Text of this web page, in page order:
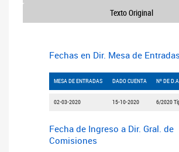
Texto Original
Fechas en Dir. Mesa de Entradas
MESA DE ENTRADAS DADO CUENTA Nº DE
02-03-2020 15-10-2020 6/2020
Fecha de Ingreso a Dir. Gral. de
Comisiones